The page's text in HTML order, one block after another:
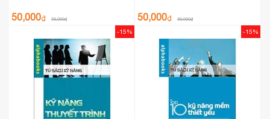
50,000₫ 59,000₫ 50,000₫ 59,000₫
-15% -15%